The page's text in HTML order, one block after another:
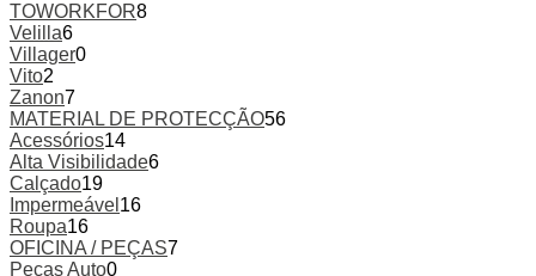
TOWORKFOR8
Velilla6
Villager0
Vito2
Zanon7
MATERIAL DE PROTECÇÃO56
Acessórios14
Alta Visibilidade6
Calçado19
Impermeável 16
Roupa16
OFICINA / PEÇAS7
Peças Auto0